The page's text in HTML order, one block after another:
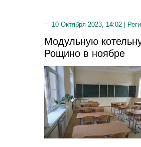
10 Октября 2023, 14:02 |
Модульную
Рощино в ноябре